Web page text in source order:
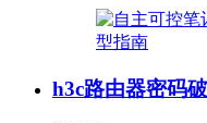
h3c路由器密码